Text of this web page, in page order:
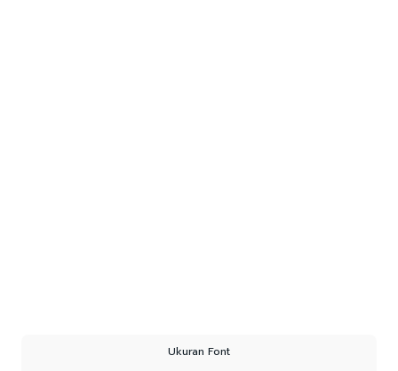
Ukuran Font